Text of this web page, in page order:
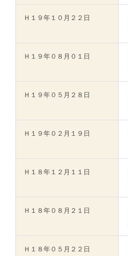
Ｈ１９年１０月２２日
Ｈ１９年０８月０１日
Ｈ１９年０５月２８日
Ｈ１９年０２月１９日
Ｈ１８年１２月１１日
Ｈ１８年０８月２１日
Ｈ１８年０５月２２日